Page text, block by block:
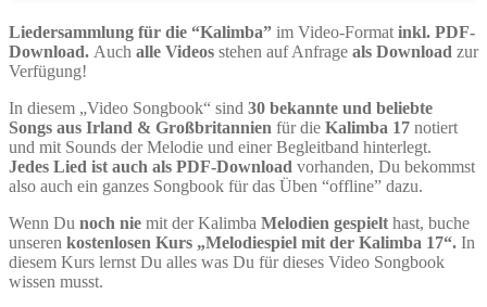
Liedersammlung für die “Kalimba” im Video-Format inkl. PDF-
Download. Auch alle Videos stehen auf Anfrage als Download zur
Verfügung!
In diesem „Video Songbook“ sind 30 bekannte und beliebte
Songs aus Irland & Großbritannien für die Kalimba 17 notiert
und mit Sounds der Melodie und einer Begleitband hinterlegt.
Jedes Lied ist auch als PDF-Download vorhanden, Du bekommst
also auch ein ganzes Songbook für das Üben “offline” dazu.
Wenn Du noch nie mit der Kalimba Melodien gespielt hast, buche
unseren kostenlosen Kurs „Melodiespiel mit der Kalimba 17“. In
diesem Kurs lernst Du alles was Du für dieses Video Songbook
wissen musst.